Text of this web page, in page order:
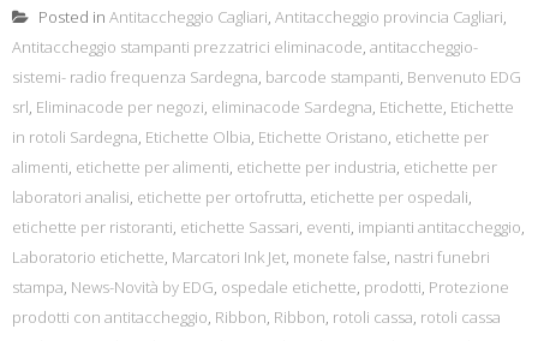
Posted in Antitaccheggio Cagliari, Antitaccheggio provincia Cagliari,
Antitaccheggio stampanti prezzatrici eliminacode, antitaccheggio-
sistemi- radio frequenza Sardegna, barcode stampanti, Benvenuto EDG
srl, Eliminacode per negozi, eliminacode Sardegna, Etichette, Etichette
in rotoli Sardegna, Etichette Olbia, Etichette Oristano, etichette per
alimenti, etichette per alimenti, etichette per industria, etichette per
laboratori analisi, etichette per ortofrutta, etichette per ospedali,
etichette per ristoranti, etichette Sassari, eventi, impianti antitaccheggio,
Laboratorio etichette, Marcatori Ink Jet, monete false, nastri funebri
stampa, News-Novità by EDG, ospedale etichette, prodotti, Protezione
prodotti con antitaccheggio, Ribbon, Ribbon, rotoli cassa, rotoli cassa